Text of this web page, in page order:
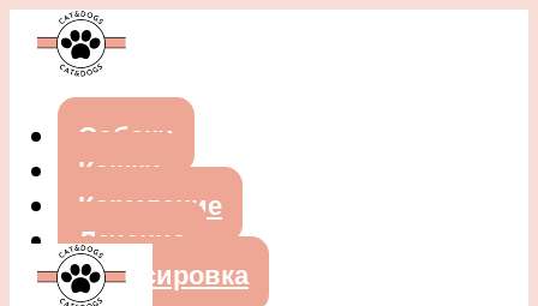
Собаки
Кошки
Кормление
Лечение
Дрессировка